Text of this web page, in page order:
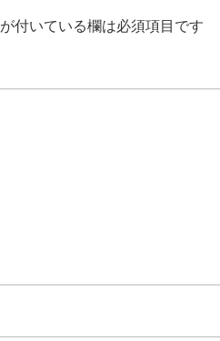
が付いている欄は必須項目です